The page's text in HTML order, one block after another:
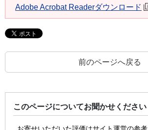
Adobe Acrobat Readerダウンロード
前のページへ戻る
このページについてお聞かせください